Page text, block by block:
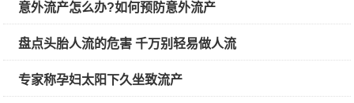
意外流产怎么办?如何预防意外流产
盘点头胎人流的危害 千万别轻易做人流
专家称孕妇太阳下久坐致流产